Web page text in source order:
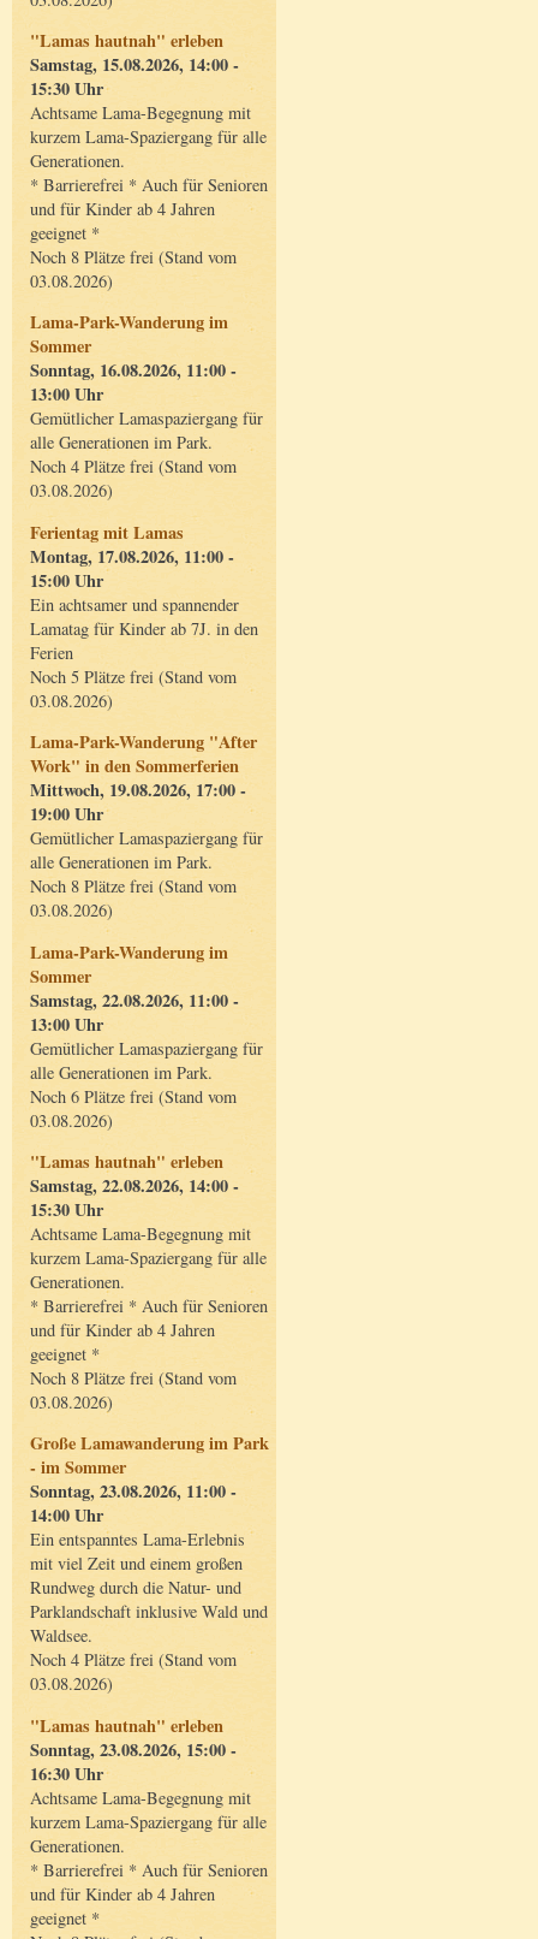
"Lamas hautnah" erleben
Samstag, 15.08.2026, 14:00 -
15:30 Uhr
Achtsame Lama-Begegnung mit
kurzem Lama-Spaziergang für alle
Generationen.
* Barrierefrei * Auch für Senioren
und für Kinder ab 4 Jahren
geeignet *
Noch 8 Plätze frei (Stand vom
03.08.2026)
Lama-Park-Wanderung im
Sommer
Sonntag, 16.08.2026, 11:00 -
13:00 Uhr
Gemütlicher Lamaspaziergang für
alle Generationen im Park.
Noch 4 Plätze frei (Stand vom
03.08.2026)
Ferientag mit Lamas
Montag, 17.08.2026, 11:00 -
15:00 Uhr
Ein achtsamer und spannender
Lamatag für Kinder ab 7J. in den
Ferien
Noch 5 Plätze frei (Stand vom
03.08.2026)
Lama-Park-Wanderung "After
Work" in den Sommerferien
Mittwoch, 19.08.2026, 17:00 -
19:00 Uhr
Gemütlicher Lamaspaziergang für
alle Generationen im Park.
Noch 8 Plätze frei (Stand vom
03.08.2026)
Lama-Park-Wanderung im
Sommer
Samstag, 22.08.2026, 11:00 -
13:00 Uhr
Gemütlicher Lamaspaziergang für
alle Generationen im Park.
Noch 6 Plätze frei (Stand vom
03.08.2026)
"Lamas hautnah" erleben
Samstag, 22.08.2026, 14:00 -
15:30 Uhr
Achtsame Lama-Begegnung mit
kurzem Lama-Spaziergang für alle
Generationen.
* Barrierefrei * Auch für Senioren
und für Kinder ab 4 Jahren
geeignet *
Noch 8 Plätze frei (Stand vom
03.08.2026)
Große Lamawanderung im Park
- im Sommer
Sonntag, 23.08.2026, 11:00 -
14:00 Uhr
Ein entspanntes Lama-Erlebnis
mit viel Zeit und einem großen
Rundweg durch die Natur- und
Parklandschaft inklusive Wald und
Waldsee.
Noch 4 Plätze frei (Stand vom
03.08.2026)
"Lamas hautnah" erleben
Sonntag, 23.08.2026, 15:00 -
16:30 Uhr
Achtsame Lama-Begegnung mit
kurzem Lama-Spaziergang für alle
Generationen.
* Barrierefrei * Auch für Senioren
und für Kinder ab 4 Jahren
geeignet *